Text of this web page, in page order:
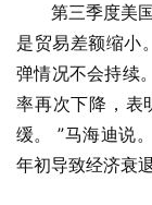
第三季度美
是贸易差额缩小
弹情况不会持续
率再次下降，表
缓。 ”马海迪说
年初导致经济衰